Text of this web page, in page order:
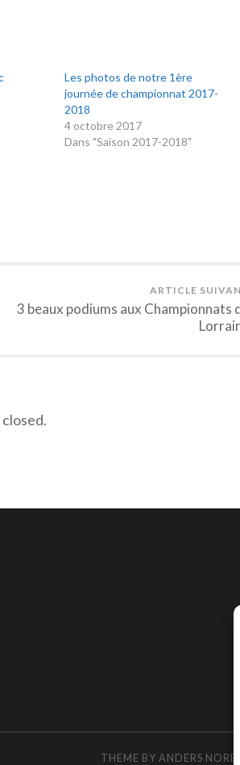
Les photos de notre 1ère
journée de championnat 2017-
2018
4 octobre 2017
Dans "Saison 2017-2018"
ARTICLE
3 beaux podiums aux Championnats
THEME BY ANDERS NOREN